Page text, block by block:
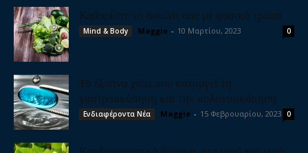
Καθαρίστε το συκώτι σας με φυσικό τρόπο
Mind & Body Maggie - 10 Μαρτίου, 2023 0
Το έξυπνο χάπι που καταργεί τη
γαστροσκόπηση και την κολονοσκόπηση
Ενδιαφέροντα Νέα Maggie - 15 Φεβρουαρίου, 2023 0